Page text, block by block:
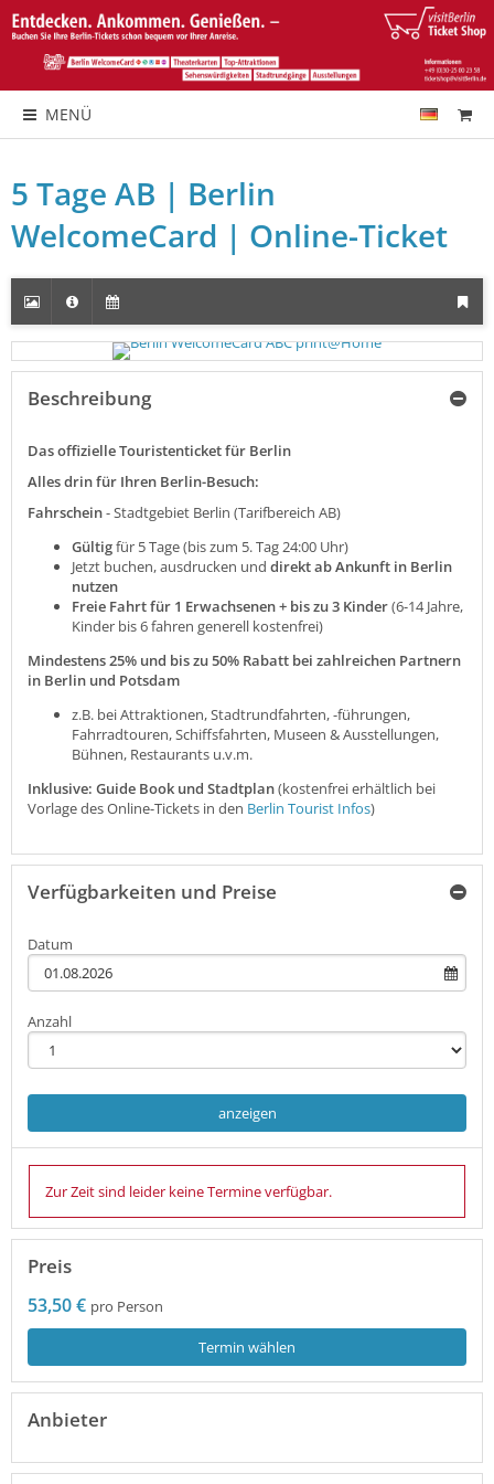
MENÜ
5 Tage AB | Berlin
WelcomeCard | Online-Ticket
Beschreibung
Das offizielle Touristenticket für Berlin
Alles drin für Ihren Berlin-Besuch:
Fahrschein- Stadtgebiet Berlin (Tarifbereich AB)
Gültigfür 5 Tage (bis zum 5. Tag 24:00 Uhr)
Jetzt buchen, ausdrucken und direkt ab Ankunft in Berlin
nutzen
Freie Fahrt für 1 Erwachsenen + bis zu 3 Kinder(6-14 Jahre,
Kinder bis 6 fahren generell kostenfrei)
Mindestens 25% und bis zu 50% Rabatt bei zahlreichen Partnern
in Berlin und Potsdam
z.B. bei Attraktionen, Stadtrundfahrten, -führungen,
Fahrradtouren, Schiffsfahrten, Museen & Ausstellungen,
Bühnen, Restaurants u.v.m.
Inklusive: Guide Book und Stadtplan(kostenfrei erhältlich bei
Vorlage des Online-Tickets in den Berlin Tourist Infos)
Verfügbarkeiten und Preise
Datum
Anzahl
anzeigen
Zur Zeit sind leider keine Termine verfügbar.
Preis
53,50 € pro Person
Termin wählen
Anbieter